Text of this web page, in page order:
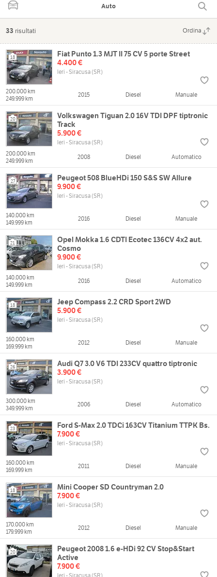
Auto
33 risultati Ordina
18
Fiat Punto 1.3 MJT II 75 CV 5 porte Street
4.400 €
Ieri - Siracusa (SR)
200.000 km
249.999 km
2015 Diesel Manuale
20
Volkswagen Tiguan 2.0 16V TDI DPF tiptronic
Track
5.900 €
Ieri - Siracusa (SR)
200.000 km
249.999 km
2008 Diesel Automatico
27
Peugeot 508 BlueHDi 150 S&S SW Allure
9.900 €
Ieri - Siracusa (SR)
140.000 km
149.999 km
2016 Diesel Manuale
21
Opel Mokka 1.6 CDTI Ecotec 136CV 4x2 aut.
Cosmo
9.900 €
Ieri - Siracusa (SR)
140.000 km
149.999 km
2016 Diesel Automatico
18
Jeep Compass 2.2 CRD Sport 2WD
5.900 €
Ieri - Siracusa (SR)
160.000 km
169.999 km
2012 Diesel Manuale
26
Audi Q7 3.0 V6 TDI 233CV quattro tiptronic
3.900 €
Ieri - Siracusa (SR)
300.000 km
349.999 km
2006 Diesel Automatico
23
Ford S-Max 2.0 TDCi 163CV Titanium TTPK Bs.
7.900 €
Ieri - Siracusa (SR)
160.000 km
169.999 km
2011 Diesel Manuale
18
Mini Cooper SD Countryman 2.0
7.900 €
Ieri - Siracusa (SR)
170.000 km
179.999 km
2012 Diesel Manuale
20
Peugeot 2008 1.6 e-HDi 92 CV Stop&Start
Active
7.900 €
Ieri - Siracusa (SR)